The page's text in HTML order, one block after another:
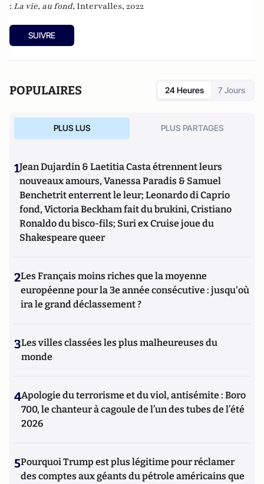
: La vie, au fond, Intervalles, 2022
SUIVRE
POPULAIRES 24 Heures 7 Jours
PLUS LUS PLUS PARTAGES
1Jean Dujardin & Laetitia Casta étrennent leurs
nouveaux amours, Vanessa Paradis & Samuel
Benchetrit enterrent le leur; Leonardo di Caprio
fond, Victoria Beckham fait du brukini, Cristiano
Ronaldo du bisco-fils; Suri ex Cruise joue du
Shakespeare queer
2Les Français moins riches que la moyenne
européenne pour la 3e année consécutive : jusqu'où
ira le grand déclassement ?
3Les villes classées les plus malheureuses du
monde
4Apologie du terrorisme et du viol, antisémite : Boro
700, le chanteur à cagoule de l’un des tubes de l’été
2026
5Pourquoi Trump est plus légitime pour réclamer
des comptes aux géants du pétrole américains que